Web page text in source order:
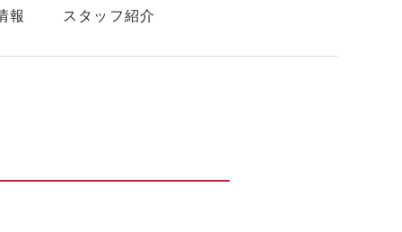
報 スタッフ紹介